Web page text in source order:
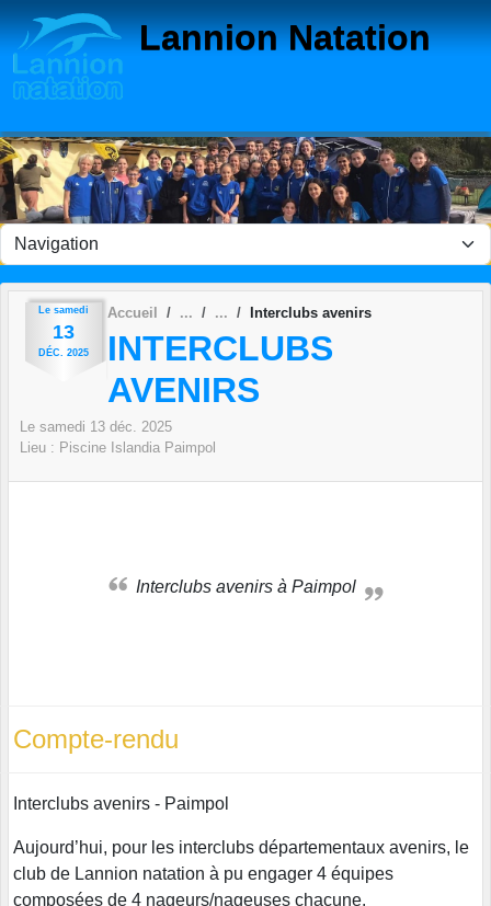
Lannion Natation
Le samedi
13
DÉC. 2025
Accueil Interclubs avenirs
INTERCLUBS
AVENIRS
Le samedi 13 déc. 2025
Lieu : Piscine Islandia Paimpol
Interclubs avenirs à Paimpol
Compte-rendu
Interclubs avenirs - Paimpol
Aujourd’hui, pour les interclubs départementaux avenirs, le
club de Lannion natation à pu engager 4 équipes
composées de 4 nageurs/nageuses chacune.
Panneau de gestion des cookies